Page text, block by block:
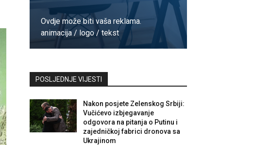
Ovdje može biti vaša reklama.
animacija / logo / tekst
POSLJEDNJE VIJESTI
Nakon posjete Zelenskog Srbiji:
Vučićevo izbjegavanje
odgovora na pitanja o Putinu i
zajedničkoj fabrici dronova sa
Ukrajinom